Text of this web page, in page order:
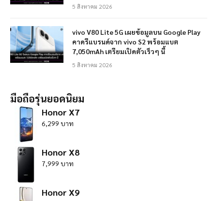
5 สิงหาคม 2026
vivo V80 Lite 5G เผยข้อมูลบน Google Play
คาดรีแบรนด์จาก vivo S2 พร้อมแบต
7,050mAh เตรียมเปิดตัวเร็วๆ นี้
5 สิงหาคม 2026
มือถือรุ่นยอดนิยม
Honor X7
6,299 บาท
Honor X8
7,999 บาท
Honor X9